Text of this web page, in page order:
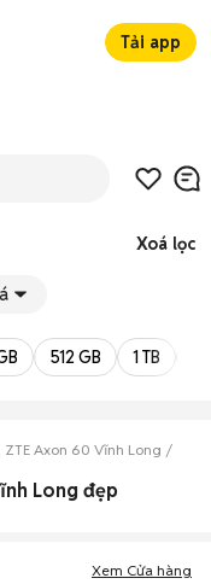
Tải app
Xoá lọc
512 GB 1 TB
ZTE Axon 60 Vĩnh Long
Long đẹp
Xem Cửa hàng